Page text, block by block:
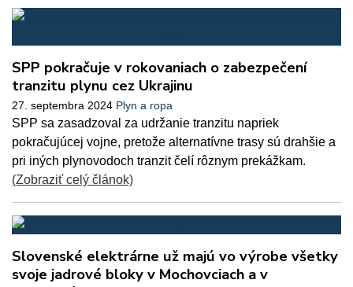
SPP pokračuje v rokovaniach o zabezpečení
tranzitu plynu cez Ukrajinu
27. septembra 2024 Plyn a ropa
SPP sa zasadzoval za udržanie tranzitu napriek
pokračujúcej vojne, pretože alternatívne trasy sú drahšie a
pri iných plynovodoch tranzit čelí rôznym prekážkam.
(Zobraziť celý článok)
Slovenské elektrárne už majú vo výrobe všetky
svoje jadrové bloky v Mochovciach a v